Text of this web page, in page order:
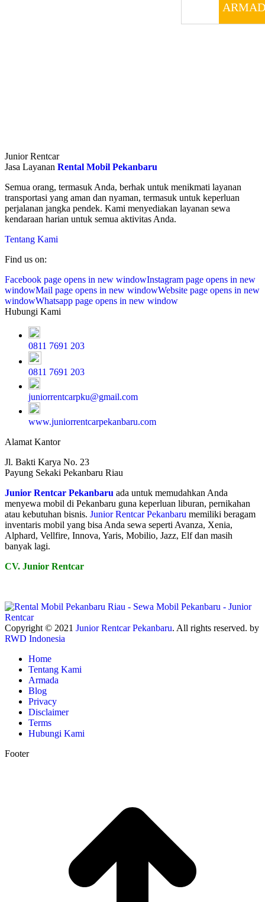
Junior Rentcar
Jasa Layanan Rental Mobil Pekanbaru
Semua orang, termasuk Anda, berhak untuk menikmati layanan
transportasi yang aman dan nyaman, termasuk untuk keperluan
perjalanan jangka pendek. Kami menyediakan layanan sewa
kendaraan harian untuk semua aktivitas Anda.
Tentang Kami
Find us on:
Facebook page opens in new windowInstagram page opens in new
windowMail page opens in new windowWebsite page opens in new
windowWhatsapp page opens in new window
Hubungi Kami
0811 7691 203
0811 7691 203
juniorrentcarpku@gmail.com
www.juniorrentcarpekanbaru.com
Alamat Kantor
Jl. Bakti Karya No. 23
Payung Sekaki Pekanbaru Riau
Junior Rentcar Pekanbaru ada untuk memudahkan Anda
menyewa mobil di Pekanbaru guna keperluan liburan, pernikahan
atau kebutuhan bisnis. Junior Rentcar Pekanbaru memiliki beragam
inventaris mobil yang bisa Anda sewa seperti Avanza, Xenia,
Alphard, Vellfire, Innova, Yaris, Mobilio, Jazz, Elf dan masih
banyak lagi.
CV. Junior Rentcar
Copyright © 2021 Junior Rentcar Pekanbaru. All rights reserved. by
RWD Indonesia
Home
Tentang Kami
Armada
Blog
Privacy
Disclaimer
Terms
Hubungi Kami
Footer